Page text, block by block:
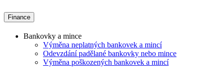
Finance
Bankovky a mince
Výměna neplatných bankovek a mincí
Odevzdání padělané bankovky nebo mince
Výměna poškozených bankovek a mincí